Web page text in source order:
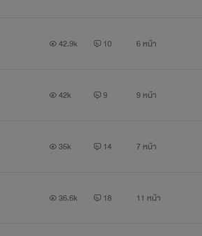
42.9k 10 6 หน้า
42k 9 9 หน้า
35k 14 7 หน้า
36.6k 18 11 หน้า